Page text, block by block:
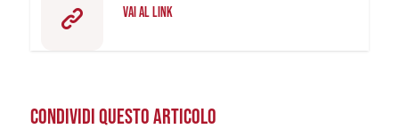
VAI AL LINK
CONDIVIDI QUESTO ARTICOLO